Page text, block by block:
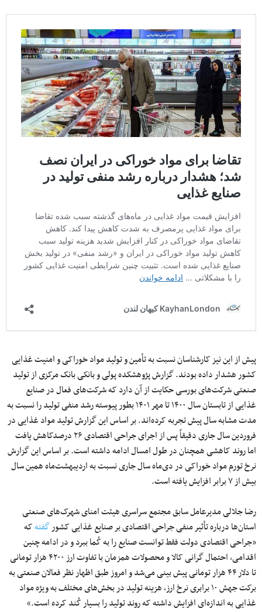
پیش از این نیز کارشناسان نسبت به تأمین و تولید مواد خوراکی و امنیت غذایی
کشور هشدار داده بودند. گزارش پژوهشکده پولی و بانکی بانک مرکزی از تولید
صنعتی شرکت‌های بورسی حکایت از آن دارد که شرکت‌های فعال در صنایع
غذایی از تابستان سال ۱۴۰۰ تا مهر ۱۴۰۱ بطور پیوسته رشد منفی تولید را نسبت به
مدت مشابه سال پیش تجربه کرده‌اند. بر اساس این گزارش تولید مواد غذایی در
فروردین سال جاری دقیقاً پس از اجرای جراحی اقتصادی ۲۶ درصدکاهش یافت
اما روند کاهشی همچنان در طول امسال ادامه داشته است. بر اساس این گزارش
نرخ تورم مواد خوراکی در دی‌ماه سال جاری نسبت به اردیبهشت‌ماه همین سال
بیش از ۷ برابر افزایش یافته است.
رضا جلالی مدیرعامل سابق مجتمع سراسری هیئت امنای شهرک‌های صنعتی
استان‌ها درباره تأثیر منفی جراحی اقتصادی بر صنایع غذایی کشورگفتهکه
«جراحی اقتصادی دولت فقط توانست صنایع را به کُما ببرد و در ادامه چنین
اقدامی، احتمال گرانی کالا و محصولات همزمان با تفاوت ارز ۴۲۰۰ هزار تومانی
تا دلار ۴۴ هزار تومانی پیش بینی می‌شد و امروز طبق اظهار نظر فعالان صنعتی به
برکت جهش ۱۰ برابری نرخ ارز، هزینه تولید در بخش‌های مختلف به ویژه مواد
غذایی به اندازه‌ای افزایش داشته که روند تولید را بسیار کُند کرده است.»